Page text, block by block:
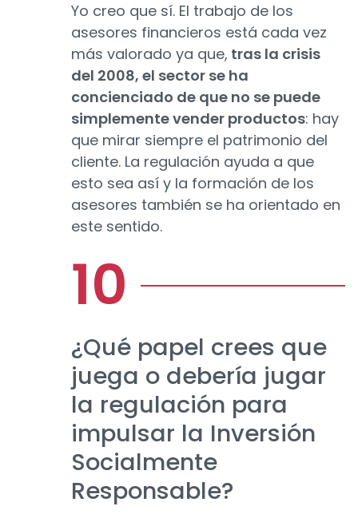
Yo creo que sí. El trabajo de los
asesores financieros está cada vez
más valorado ya que, tras la crisis
del 2008, el sector se ha
concienciado de que no se puede
simplemente vender productos: hay
que mirar siempre el patrimonio del
cliente. La regulación ayuda a que
esto sea así y la formación de los
asesores también se ha orientado en
este sentido.
¿Qué papel crees que
juega o debería jugar
la regulación para
impulsar la Inversión
Socialmente
Responsable?